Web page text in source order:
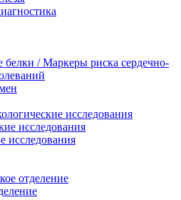
белки / Маркеры риска сердечно-
исследования
исследования
исследования
отделение